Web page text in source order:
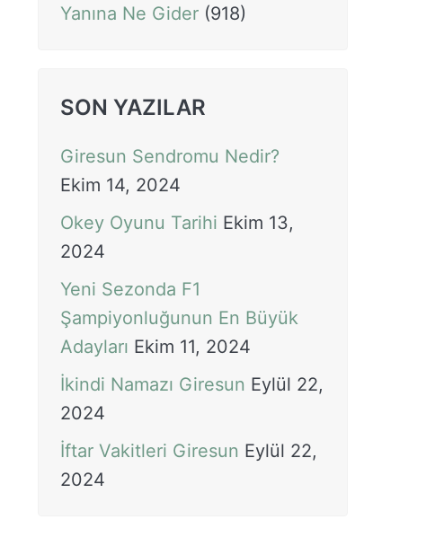
Yanına Ne Gider (918)
SON YAZILAR
Giresun Sendromu Nedir?
Ekim 14, 2024
Okey Oyunu Tarihi Ekim 13,
2024
Yeni Sezonda F1
Şampiyonluğunun En Büyük
Adayları Ekim 11, 2024
İkindi Namazı Giresun Eylül 22,
2024
İftar Vakitleri Giresun Eylül 22,
2024